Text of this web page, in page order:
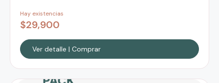
Hay existencias
$29,900
Ver detalle | Comprar